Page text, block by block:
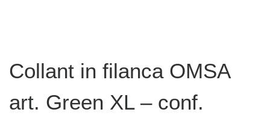
Collant in filanca OMSA
art. Green XL – conf.